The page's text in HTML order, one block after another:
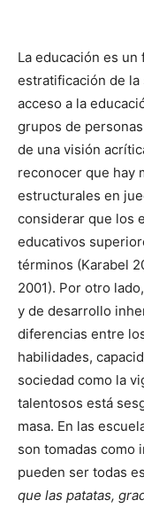
La educación es
estratificación de la
acceso a la
grupos de
de una visión
reconocer que hay
estructurales en
considerar que los
educativos
términos (Karabel
2001). Por otro
y de desarrollo
diferencias entre
habilidades,
sociedad como la
talentosos está
masa. En las
son tomadas como
pueden ser todas
que las patatas,